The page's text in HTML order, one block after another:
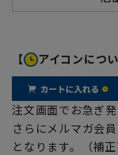
【 アイコンについ
注文画面でお急ぎ
さらにメルマガ会
となります。（補